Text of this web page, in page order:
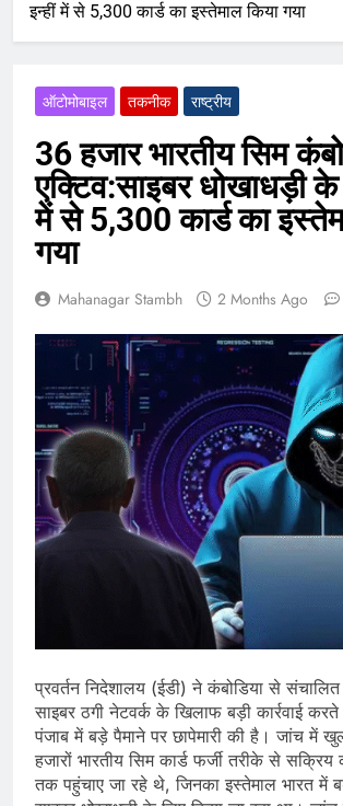
इन्हीं में से 5,300 कार्ड का इस्तेमाल किया गया
ऑटोमोबाइल तकनीक राष्ट्रीय
36 हजार भारतीय सिम
एक्टिव:साइबर धोखाधड़ी के
में से 5,300 कार्ड का
गया
Mahanagar Stambh 2 Months Ago
प्रवर्तन निदेशालय (ईडी) ने कंबोडिया से
साइबर ठगी नेटवर्क के खिलाफ बड़ी कार्रवाई
पंजाब में बड़े पैमाने पर छापेमारी की है। जांच में
हजारों भारतीय सिम कार्ड फर्जी तरीके से सक्रिय
तक पहुंचाए जा रहे थे, जिनका इस्तेमाल भारत में